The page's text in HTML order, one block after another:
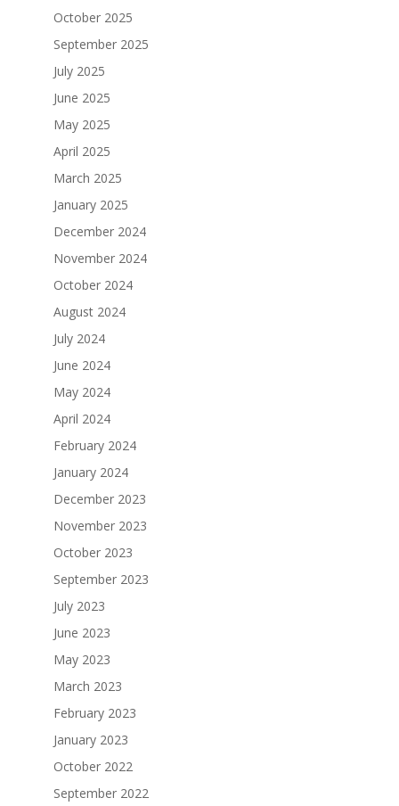
October 2025
September 2025
July 2025
June 2025
May 2025
April 2025
March 2025
January 2025
December 2024
November 2024
October 2024
August 2024
July 2024
June 2024
May 2024
April 2024
February 2024
January 2024
December 2023
November 2023
October 2023
September 2023
July 2023
June 2023
May 2023
March 2023
February 2023
January 2023
October 2022
September 2022